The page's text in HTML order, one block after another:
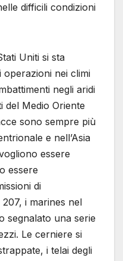
difficili condizioni
Uniti si sta
nei climi
negli aridi
del Medio Oriente
sono sempre più
e nell’Asia
essere
essere
di
i marines nel
segnalato una serie
Le cerniere si
i telai degli